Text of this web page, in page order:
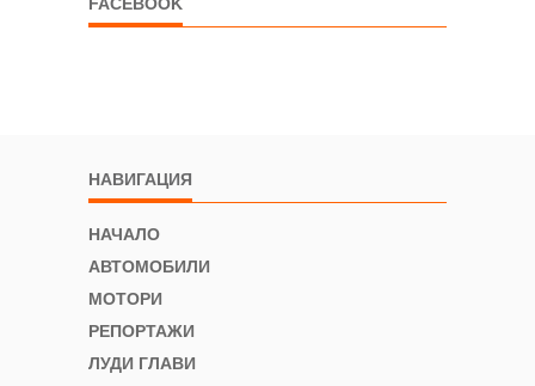
FACEBOOK
НАВИГАЦИЯ
НАЧАЛО
АВТОМОБИЛИ
МОТОРИ
РЕПОРТАЖИ
ЛУДИ ГЛАВИ